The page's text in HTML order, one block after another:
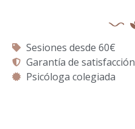
Sesiones desde 60€
Garantía de satisfacción
Psicóloga colegiada